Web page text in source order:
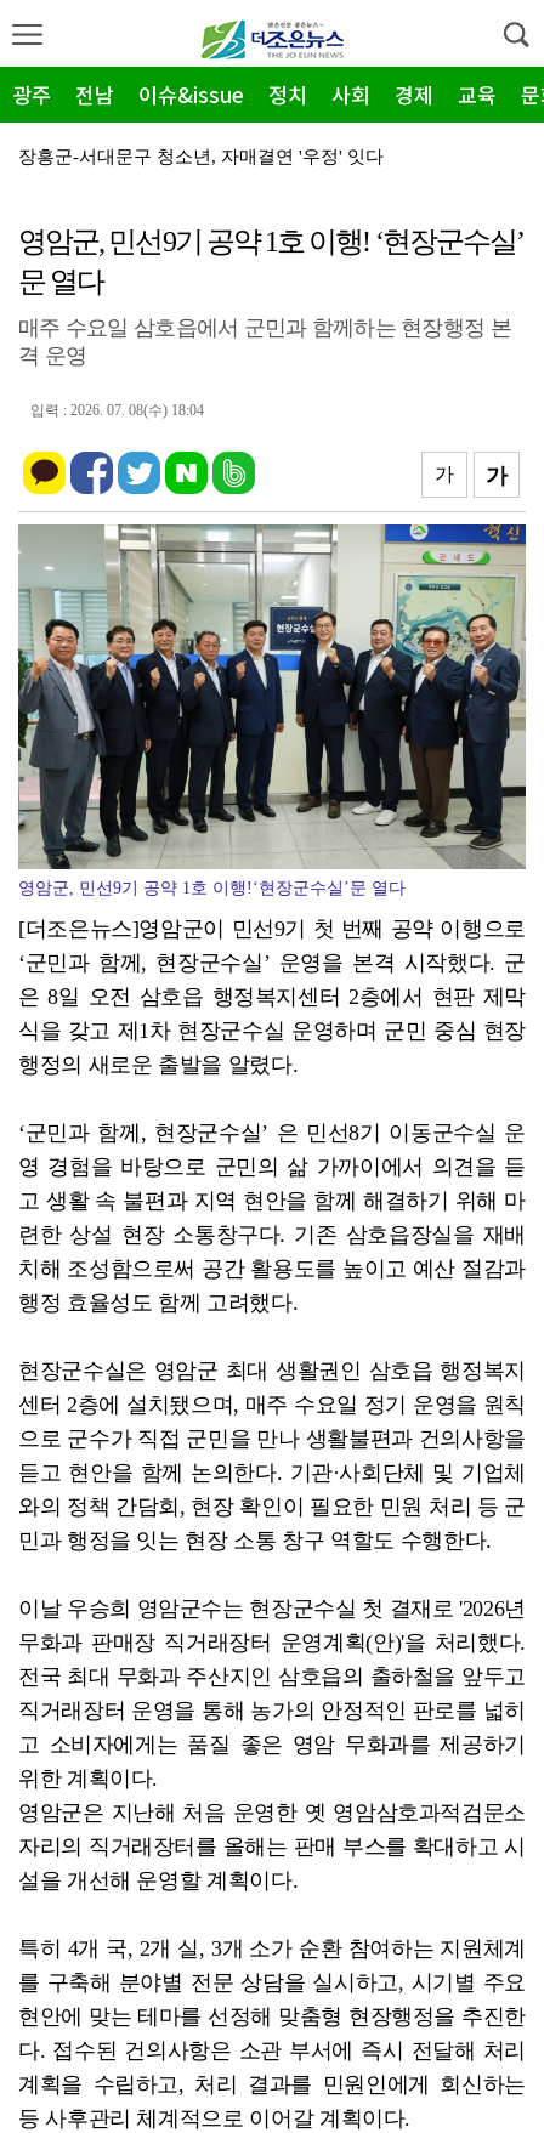
광주 전남 이슈&issue 정치 사회 경제 교육
장흥군-서대문구 청소년, 자매결연 '우정' 잇다
장흥군, 폭염·가뭄 '긴급 대책회의' 개최... "피해…
광주지방보훈청, 백범 김구 150주년: 청렴·적극행정 …
전남광주특별시, 해남 '400MW 태양광' 착공…SK하…
(재)전라남도청소년미래재단, 아동·청소년 범죄예방 캠페…
영암 가뭄 '비상'… 서삼석 농해수위원장, 현장 점검
광양시 광영도서관, "AI 작가" 길 위의 인문학
영암군, 민선9기 공약 1호 이행! ‘현장군수실’
문 열다
매주 수요일 삼호읍에서 군민과 함께하는 현장행정 본
격 운영
입력 : 2026. 07. 08(수) 18:04
가
가
영암군, 민선9기 공약 1호 이행!‘현장군수실’문 열다
[더조은뉴스]영암군이 민선9기 첫 번째 공약 이행으로
‘군민과 함께, 현장군수실’ 운영을 본격 시작했다. 군
은 8일 오전 삼호읍 행정복지센터 2층에서 현판 제막
식을 갖고 제1차 현장군수실 운영하며 군민 중심 현장
행정의 새로운 출발을 알렸다.
‘군민과 함께, 현장군수실’ 은 민선8기 이동군수실 운
영 경험을 바탕으로 군민의 삶 가까이에서 의견을 듣
고 생활 속 불편과 지역 현안을 함께 해결하기 위해 마
련한 상설 현장 소통창구다. 기존 삼호읍장실을 재배
치해 조성함으로써 공간 활용도를 높이고 예산 절감과
행정 효율성도 함께 고려했다.
현장군수실은 영암군 최대 생활권인 삼호읍 행정복지
센터 2층에 설치됐으며, 매주 수요일 정기 운영을 원칙
으로 군수가 직접 군민을 만나 생활불편과 건의사항을
듣고 현안을 함께 논의한다. 기관·사회단체 및 기업체
와의 정책 간담회, 현장 확인이 필요한 민원 처리 등 군
민과 행정을 잇는 현장 소통 창구 역할도 수행한다.
이날 우승희 영암군수는 현장군수실 첫 결재로 '2026년
무화과 판매장 직거래장터 운영계획(안)'을 처리했다.
전국 최대 무화과 주산지인 삼호읍의 출하철을 앞두고
직거래장터 운영을 통해 농가의 안정적인 판로를 넓히
고 소비자에게는 품질 좋은 영암 무화과를 제공하기
위한 계획이다.
영암군은 지난해 처음 운영한 옛 영암삼호과적검문소
자리의 직거래장터를 올해는 판매 부스를 확대하고 시
설을 개선해 운영할 계획이다.
특히 4개 국, 2개 실, 3개 소가 순환 참여하는 지원체계
를 구축해 분야별 전문 상담을 실시하고, 시기별 주요
현안에 맞는 테마를 선정해 맞춤형 현장행정을 추진한
다. 접수된 건의사항은 소관 부서에 즉시 전달해 처리
계획을 수립하고, 처리 결과를 민원인에게 회신하는
등 사후관리 체계적으로 이어갈 계획이다.